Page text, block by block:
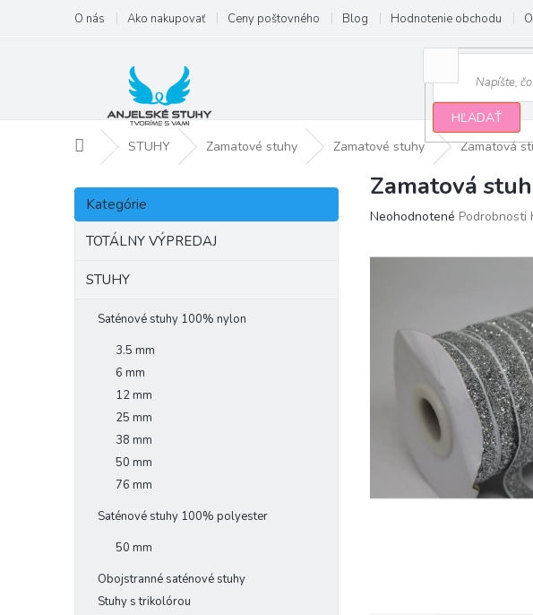
obsah
O nás Ako nakupovať Ceny poštovného Blog Hodnotenie obchodu
HĽADAŤ
DomovSTUHY Zamatové stuhy Zamatové stuhy Zamatová
B
č
Preskočiť
kategórie
Kategórie
TOTÁLNY VÝPREDAJ
STUHY
Saténové stuhy 100% nylon
3.5 mm
6 mm
12 mm
25 mm
38 mm
50 mm
76 mm
Saténové stuhy 100% polyester
50 mm
Obojstranné saténové stuhy
Stuhy s trikolórou
Zamatová
Priemerné
hviezdičiek.
Neohodnotené Podrobnosti